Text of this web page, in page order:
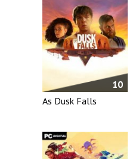
10
As Dusk Falls